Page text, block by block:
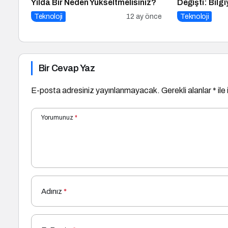
Yılda Bir Neden Yükseltmelisiniz?
Teknoloji 12 ay önce
Değişti:
Kazananların
Teknoloji
Bir Cevap Yaz
E-posta adresiniz yayınlanmayacak. Gerekli alanlar* ile
Yorumunuz *
Adınız *